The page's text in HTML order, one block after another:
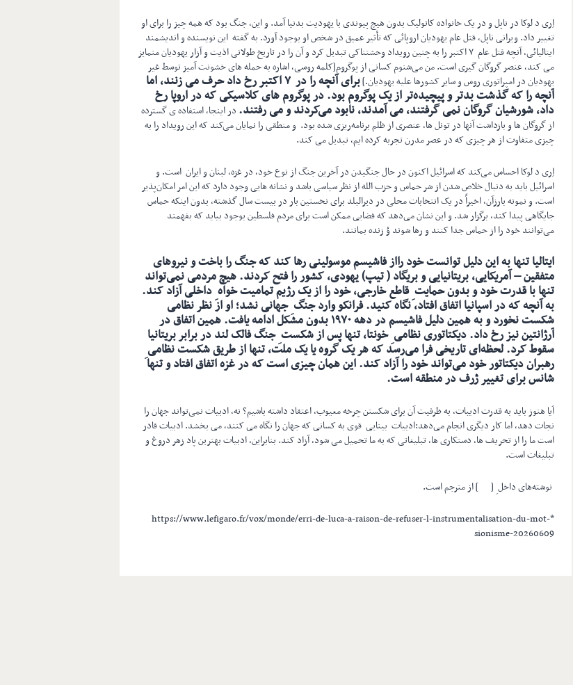
اِری د لوکا در ناپل و در یک خانواده کاتولیک بدون هیچ پیوندی با یهودیت بدنیا آمد. و این، جنگ بود که همه چیز را برای او
تغییر داد. ویرانی ناپل، قتل عام یهودیان اروپائی که تأثیر عمیق در شخص او بوجود آورد. به گفته این نویسنده و اندیشمند
ایتالیائی، آنچه قتل عام ۷ اکتبر را به چنین رویداد وحشتناکی تبدیل کرد و آن را در تاریخ طولانی اذیت و آزار یهودیان متمایز
می کند، عنصر گروگان گیری است. من می‌شنوم کسانی از پوگروم[کلمه روسی، اشاره به حمله های خشونت آمیز توسط غیر
یهودیان در امپراتوری روس و سایر کشورها علیه یهودیان.]
برای آنچه را در ۷ اکتبر رخ داد حرف می زنند، اما
آنچه را که گذشت بدتر و پیچیده‌تر از یک پوگروم بود. در پوگروم های کلاسیکی که در اروپا رخ
داد، شورشیان گروگان نمی گرفتند، می آمدند، نابود می‌کردند و می رفتند. در اینجا، استفاده ی گسترده
از گروگان ها و بازداشت آنها در تونل ها، عنصری از ظلم برنامه‌ریزی شده بود. و منطقی را نمایان می‌کند که این رویداد را به
چیزی متفاوت از هر چیزی که در عصر مدرن تجربه کرده ایم، تبدیل می کند.
اِری د لوکا احساس می‌کند که اسرائیل اکنون در حال جنگیدن در آخرین جنگ از نوع خود، در غزه، لبنان و ایران است. و
اسرائیل باید به دنبال خلاص شدن از شر حماس و حزب الله از نظر سیاسی باشد و نشانه هایی وجود دارد که این امر امکان‌پذیر
است. و نمونه بارزآن، اخیراً در یک انتخابات محلی در دیرالبلد برای نخستین بار در بیست سال گذشته، بدون اینکه حماس
جایگاهی پیدا کند، برگزار شد. و این نشان می‌دهد که فضایی ممکن است برای مردم فلسطین بوجود بیاید که بفهمند
می‌توانند خود را از حماس جدا کنند و رها شوند وُ زنده بمانند.
ایتالیا تنها به این دلیل توانست خود رااز فاشیسم موسولینی رها کند که جنگ را باخت و نیروهای
متفقین – آمریکایی، بریتانیایی و بریگاد ( تیپ) یهودی، کشور را فتح کردند. هیچ مردمی نمی‌تواند
تنها با قدرت خود و بدون حمایت ِ قاطع خارجی، خود را از یک رژیم تمامیت خواه ِ داخلی آزاد کند.
به آنچه که در اسپانیا اتفاق افتاد، نگاه کنید. فرانکو وارد جنگ ِ جهانی نشد؛ او از نظر نظامی
شکست نخورد و به همین دلیل فاشیسم در دهه ۱۹۷۰ بدون مشکل ادامه یافت. همین اتفاق در
آرژانتین نیز رخ داد. دیکتاتوری نظامی ِ خونتا، تنها پس از شکست ِ جنگ فالک لند در برابر بریتانیا
سقوط کرد. لحظه‌ای تاریخی فرا می‌رسد که هر یک گروه یا یک ملت، تنها از طریق شکست نظامی ِ
رهبران دیکتاتور خود می‌تواند خود را آزاد کند. این همان چیزی است که در غزه اتفاق افتاد و تنها
شانس برای تغییر ژرف در منطقه است.
آیا هنوز باید به قدرت ادیبات، به ظرفیت آن برای شکستن چرخه معیوب، اعتقاد داشته باشیم؟ نه، ادبیات نمی‌تواند جهان را
نجات دهد، اما کار دیگری انجام می‌دهد:ادبیات بینایی قوی به کسانی که جهان را نگاه می کنند، می بخشد. ادبیات قادر
است ما را از تحریف ها، دستکاری ها، تبلیغاتی که به ما تحمیل می شود، آزاد کند. بنابراین، ادبیات بهترین پاد زهر دروغ و
تبلیغات است.
نوشته‌های داخل ِ [ ] از مترجم است.
*https://www.lefigaro.fr/vox/monde/erri-de-luca-a-raison-de-refuser-l-instrumentalisation-du-mot-
sionisme-20260609